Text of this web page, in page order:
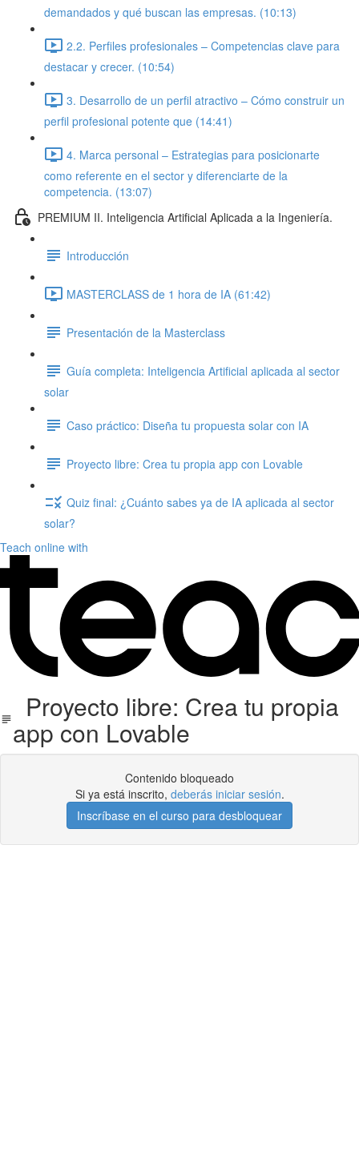
demandados y qué buscan las empresas. (10:13)
2.2. Perfiles profesionales – Competencias clave para
destacar y crecer. (10:54)
3. Desarrollo de un perfil atractivo – Cómo construir un
perfil profesional potente que (14:41)
4. Marca personal – Estrategias para posicionarte
como referente en el sector y diferenciarte de la
competencia. (13:07)
PREMIUM II. Inteligencia Artificial Aplicada a la Ingeniería.
Introducción
MASTERCLASS de 1 hora de IA (61:42)
Presentación de la Masterclass
Guía completa: Inteligencia Artificial aplicada al sector
solar
Caso práctico: Diseña tu propuesta solar con IA
Proyecto libre: Crea tu propia app con Lovable
Quiz final: ¿Cuánto sabes ya de IA aplicada al sector
solar?
Teach online with
Proyecto libre: Crea tu propia
app con Lovable
Contenido bloqueado
Si ya está inscrito, deberás iniciar sesión.
Inscríbase en el curso para desbloquear